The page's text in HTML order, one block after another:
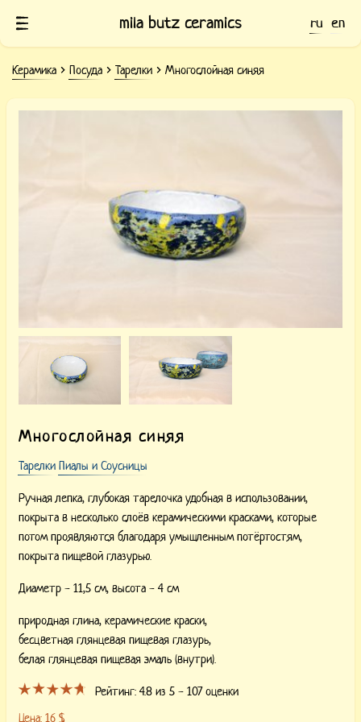
mila butz ceramics ru en
Керамика Посуда Тарелки Многослойная синяя
Многослойная синяя
Тарелки Пиалы и Соусницы
Ручная лепка, глубокая тарелочка удобная в использовании,
покрыта в несколько слоёв керамическими красками, которые
потом проявляются благодаря умышленным потёртостям,
покрыта пищевой глазурью.
Диаметр - 11,5 см, высота - 4 см
природная глина, керамические краски,
бесцветная глянцевая пищевая глазурь,
белая глянцевая пищевая эмаль (внутри).
Рейтинг:4.8 из 5 -107оценки
Цена: 16 $